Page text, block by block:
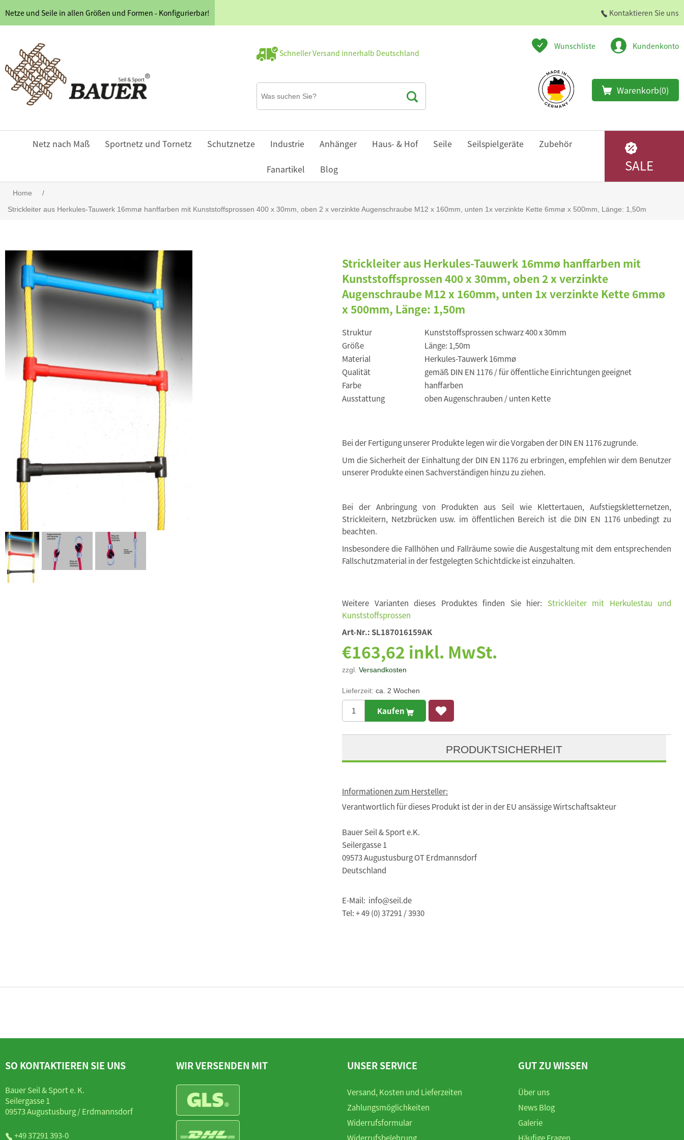
Netze und Seile in allen Größen und Formen - Konfigurierbar! Kontaktieren Sie uns
Schneller Versand innerhalb Deutschland
Wunschliste Kundenkonto
Warenkorb(0)
Netz nach Maß Sportnetz und Tornetz Schutznetze Industrie Anhänger Haus- & Hof Seile Seilspielgeräte Zubehör
Fanartikel Blog SALE
Home
/
Strickleiter aus Herkules-Tauwerk 16mmø hanffarben mit Kunststoffsprossen 400 x 30mm, oben 2 x verzinkte Augenschraube M12 x 160mm, unten 1x verzinkte Kette 6mmø x 500mm, Länge: 1,50m
Strickleiter aus Herkules-Tauwerk 16mmø hanffarben mit
Kunststoffsprossen 400 x 30mm, oben 2 x verzinkte
Augenschraube M12 x 160mm, unten 1x verzinkte Kette 6mmø
x 500mm, Länge: 1,50m
Struktur
Kunststoffsprossen schwarz 400 x 30mm
Größe
Länge: 1,50m
Material
Herkules-Tauwerk 16mmø
Qualität
gemäß DIN EN 1176 / für öffentliche Einrichtungen geeignet
Farbe
hanffarben
Ausstattung
oben Augenschrauben / unten Kette
Bei der Fertigung unserer Produkte legen wir die Vorgaben der DIN EN 1176 zugrunde.
Um die Sicherheit der Einhaltung der DIN EN 1176 zu erbringen, empfehlen wir dem Benutzer
unserer Produkte einen Sachverständigen hinzu zu ziehen.
Bei der Anbringung von Produkten aus Seil wie Klettertauen, Aufstiegskletternetzen,
Strickleitern, Netzbrücken usw. im öffentlichen Bereich ist die DIN EN 1176 unbedingt zu
beachten.
Insbesondere die Fallhöhen und Fallräume sowie die Ausgestaltung mit dem entsprechenden
Fallschutzmaterial in der festgelegten Schichtdicke ist einzuhalten.
Weitere Varianten dieses Produktes finden Sie hier: Strickleiter mit Herkulestau und
Kunststoffsprossen
Art-Nr.: SL187016159AK
€163,62 inkl. MwSt.
zzgl. Versandkosten
Lieferzeit: ca. 2 Wochen
Kaufen
PRODUKTSICHERHEIT
Informationen zum Hersteller:
Verantwortlich für dieses Produkt ist der in der EU ansässige Wirtschaftsakteur
Bauer Seil & Sport e.K.
Seilergasse 1
09573 Augustusburg OT Erdmannsdorf
Deutschland
E-Mail: info@seil.de
Tel: + 49 (0) 37291 / 3930
SO KONTAKTIEREN SIE UNS
Bauer Seil & Sport e. K.
Seilergasse 1
09573 Augustusburg / Erdmannsdorf
+49 37291 393-0
WIR VERSENDEN MIT UNSER SERVICE
Versand, Kosten und Lieferzeiten
Zahlungsmöglichkeiten
Widerrufsformular
GUT ZU WISSEN
Über uns
News Blog
Galerie